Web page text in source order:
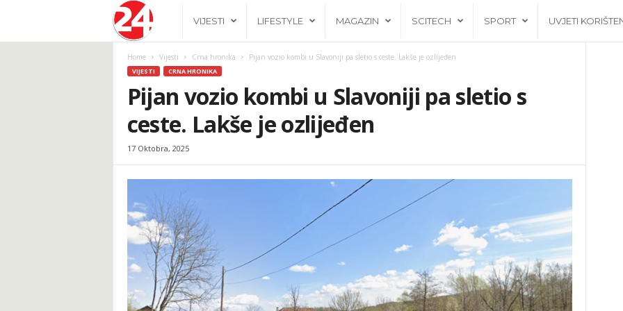
VIJESTI LIFESTYLE MAGAZIN SCITECH SPORT UVJETI
Home Vijesti Crna hronika Pijan vozio kombi u Slavoniji pa sletio s ceste. Lakše je ozlijeđen
VIJESTI CRNA HRONIKA
Pijan vozio kombi u Slavoniji pa sletio s
ceste. Lakše je ozlijeđen
17 Oktobra, 2025